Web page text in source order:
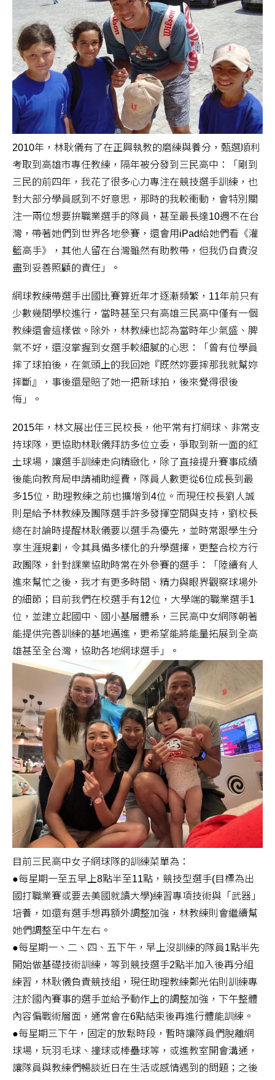
2010年，林耿儀有了在正興執教的磨練與養分，甄選順利
考取到高雄市專任教練，隔年被分發到三民高中：「剛到
三民的前四年，我花了很多心力專注在競技選手訓練，也
對大部分學員感到不好意思，那時的我較衝動，會特別關
注一兩位想要拚職業選手的隊員，甚至最長達10週不在台
灣，帶著她們到世界各地參賽，還會用iPad給她們看《灌
籃高手》，其他人留在台灣雖然有助教帶，但我仍自責沒
盡到妥善照顧的責任」。
網球教練帶選手出國比賽算近年才逐漸頻繁，11年前只有
少數幾間學校進行，當時甚至只有高雄三民高中僅有一個
教練還會這樣做。除外，林教練也認為當時年少氣盛、脾
氣不好，還沒掌握到女選手較細膩的心思：「曾有位學員
摔了球拍後，在氣頭上的我回她『既然妳要摔那我就幫妳
摔斷』，事後還是賠了她一把新球拍，後來覺得很後
悔」。
2015年，林文展出任三民校長，他平常有打網球、非常支
持球隊，更協助林耿儀拜訪多位立委，爭取到新一面的紅
土球場，讓選手訓練走向精緻化，除了直接提升賽事成績
後能向教育局申請補助經費，隊員人數更從6位成長到最
多15位，助理教練之前也擴增到4位。而現任校長劉人誠
則是給予林教練及團隊選手許多發揮空間與支持，劉校長
總在討論時提醒林耿儀要以選手為優先，並時常跟學生分
享生涯規劃，令其具備多樣化的升學選擇，更整合校方行
政團隊，針對課業協助時常在外參賽的選手：「陸續有人
進來幫忙之後，我才有更多時間、精力與眼界觀察球場外
的細節；目前我們在校選手有12位，大學端的職業選手1
位，並建立起國中、國小基層體系，三民高中女網隊朝著
能提供完善訓練的基地邁進，更希望能將能量拓展到全高
雄甚至全台灣，協助各地網球選手」。
目前三民高中女子網球隊的訓練菜單為：
●每星期一至五早上8點半至11點，競技型選手(目標為出
國打職業賽或要去美國就讀大學)練習專項技術與「武器」
培養，如還有選手想再額外調整加強，林教練則會繼續幫
她們調整至中午左右。
●每星期一、二、四、五下午，早上沒訓練的隊員1點半先
開始做基礎技術訓練，等到競技選手2點半加入後再分組
練習，林耿儀負責競技組，現任助理教練鄭光佑則訓練專
注於國內賽事的選手並給予動作上的調整加強，下午整體
內容偏戰術層面，通常會在6點結束後再進行體能訓練。
●每星期三下午，固定的放鬆時段，暫時讓隊員們脫離網
球場，玩羽毛球、撞球或棒壘球等，或進教室開會溝通，
讓隊員與教練們暢談近日在生活或感情遇到的問題；之後